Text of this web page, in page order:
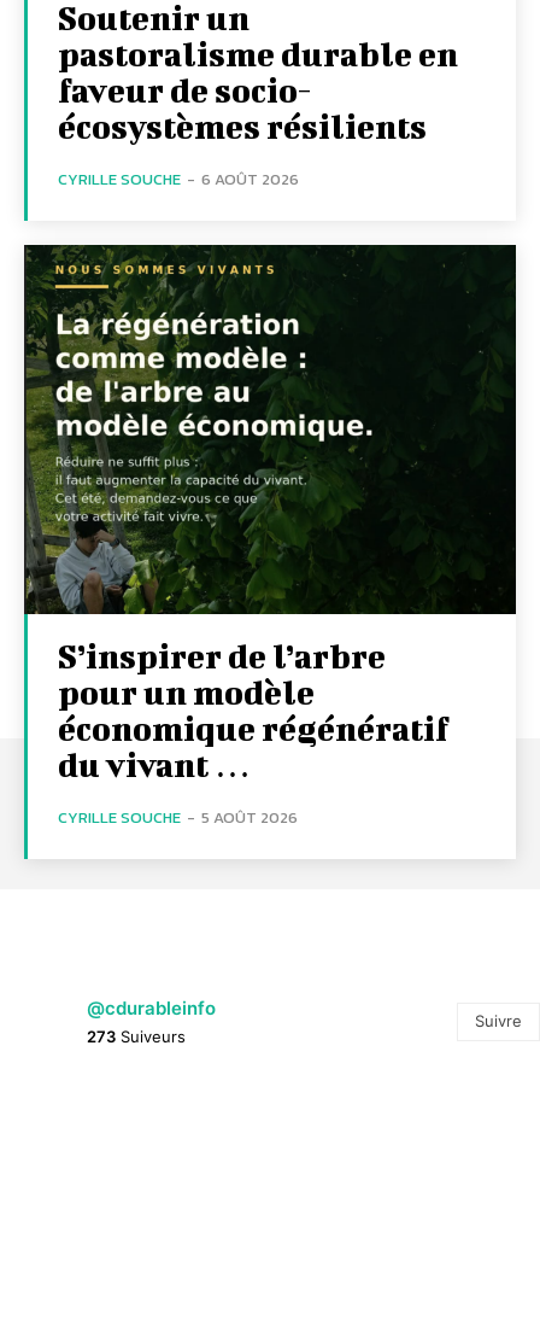
Soutenir un
pastoralisme durable en
faveur de socio-
écosystèmes résilients
CYRILLE SOUCHE - 6 AOÛT 2026
S’inspirer de l’arbre
pour un modèle
économique régénératif
du vivant …
CYRILLE SOUCHE - 5 AOÛT 2026
@cdurableinfo
273 Suiveurs
Suivre